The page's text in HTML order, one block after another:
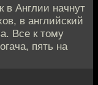
в Англии начнут
в английский
Все к тому
пять на